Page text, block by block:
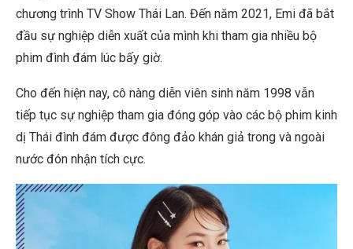
chương trình TV Show Thái Lan. Đến năm 2021, Emi đã bắt
đầu sự nghiệp diễn xuất của mình khi tham gia nhiều bộ
phim đình đám lúc bấy giờ.
Cho đến hiện nay, cô nàng diễn viên sinh năm 1998 vẫn
tiếp tục sự nghiệp tham gia đóng góp vào các bộ phim kinh
dị Thái đình đám được đông đảo khán giả trong và ngoài
nước đón nhận tích cực.